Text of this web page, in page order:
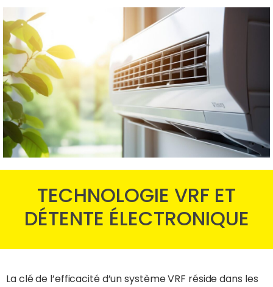
TECHNOLOGIE VRF ET
DÉTENTE ÉLECTRONIQUE
La clé de l’efficacité d’un système VRF réside dans les